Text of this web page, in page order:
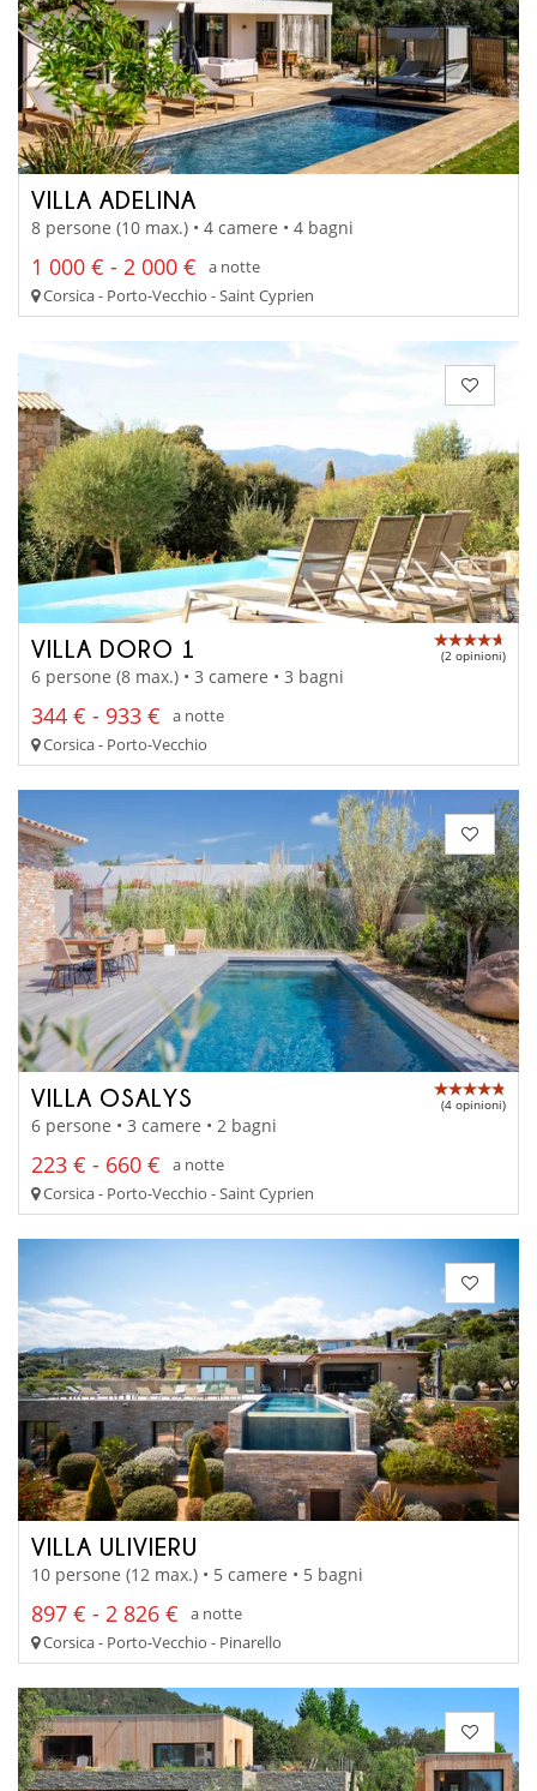
VILLA ADELINA
8 persone (10 max.) • 4 camere • 4 bagni
1 000 € - 2 000 €
a notte
Corsica - Porto-Vecchio - Saint Cyprien
VILLA DORO 1 (2 opinioni)
6 persone (8 max.) • 3 camere • 3 bagni
344 € - 933 €
a notte
Corsica - Porto-Vecchio
VILLA OSALYS (4 opinioni)
6 persone • 3 camere • 2 bagni
223 € - 660 €
a notte
Corsica - Porto-Vecchio - Saint Cyprien
VILLA ULIVIERU
10 persone (12 max.) • 5 camere • 5 bagni
897 € - 2 826 €
a notte
Corsica - Porto-Vecchio - Pinarello